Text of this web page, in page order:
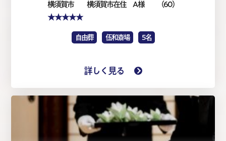
横須賀市 横須賀市在住 A 様 （60）
★★★★★
自由葬 伍和斎場 5名
詳しく見る